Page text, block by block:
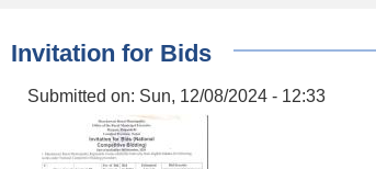
Invitation for Bids
Submitted on: Sun, 12/08/2024 - 12:33